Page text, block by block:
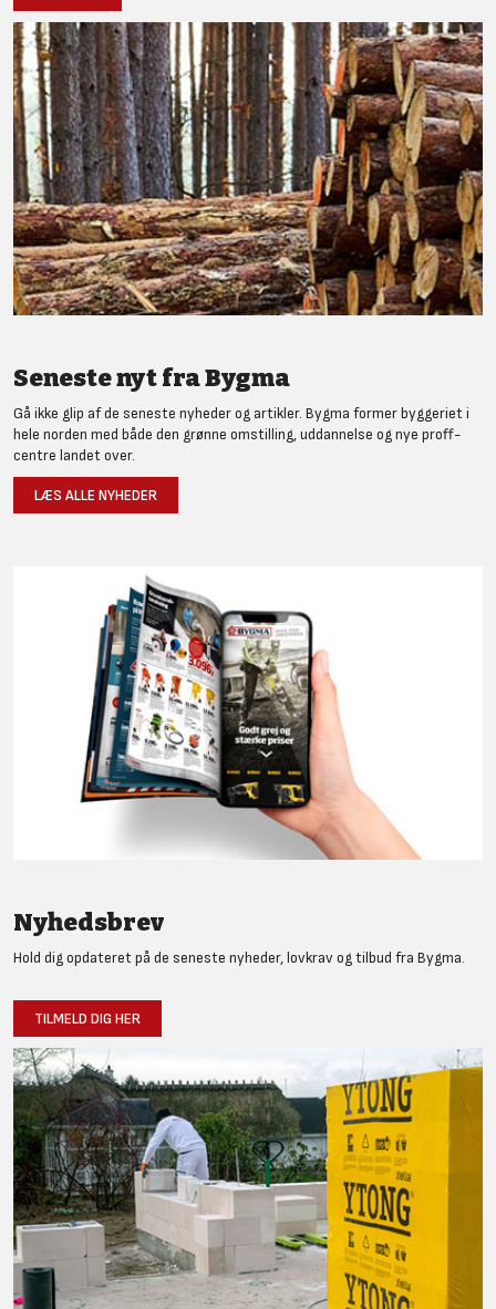
Seneste nyt fra Bygma
Gå ikke glip af de seneste nyheder og artikler. Bygma former byggeriet i
hele norden med både den grønne omstilling, uddannelse og nye proff-
centre landet over.
LÆS ALLE NYHEDER
Nyhedsbrev
Hold dig opdateret på de seneste nyheder, lovkrav og tilbud fra Bygma.
TILMELD DIG HER